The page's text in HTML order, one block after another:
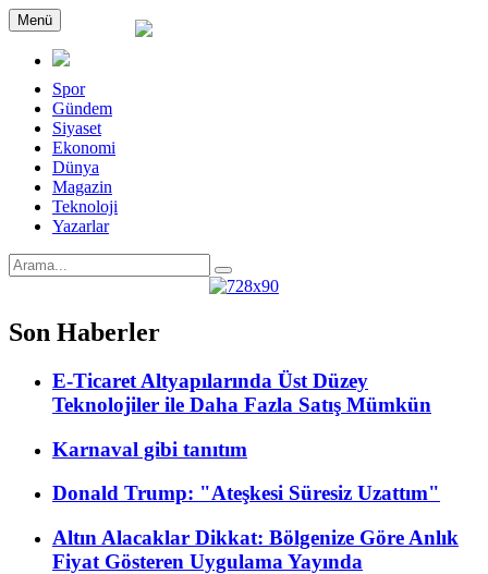
Menü
Spor
Gündem
Siyaset
Ekonomi
Dünya
Magazin
Teknoloji
Yazarlar
Son Haberler
E-Ticaret Altyapılarında Üst Düzey
Teknolojiler ile Daha Fazla Satış Mümkün
Karnaval gibi tanıtım
Donald Trump: "Ateşkesi Süresiz Uzattım"
Altın Alacaklar Dikkat: Bölgenize Göre Anlık
Fiyat Gösteren Uygulama Yayında